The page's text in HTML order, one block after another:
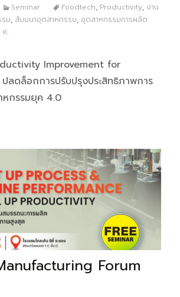
Seminar Foodtech, Productivity, งาน
ม, สัมมนาอุตสาหกรรม, อุตสาหกรรมการผลิต
K.
Improvement for
ลดล็อกการปรับปรุงประสิทธิภาพการ
หกรรมยุค 4.0
Forum